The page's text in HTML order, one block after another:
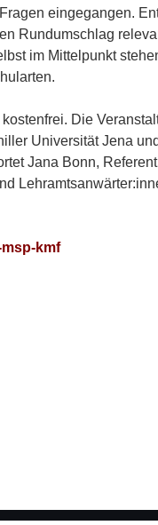
eingegangen.
Rundumschlag
im Mittelpunkt
Die
Universität Jena
Jana Bonn,
kmf